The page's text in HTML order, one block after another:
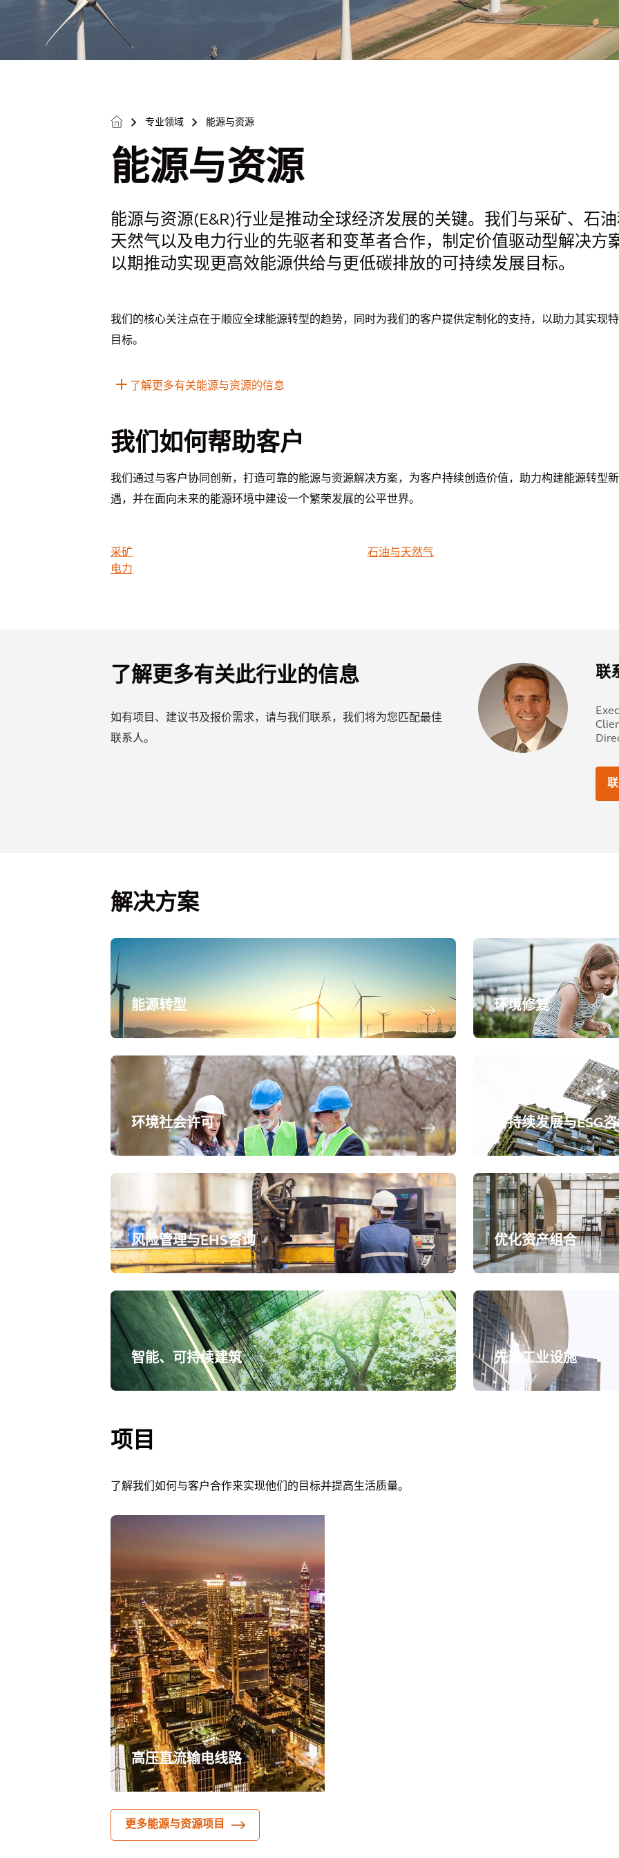
> 专业领域 > 能源与资源
能源与资源
能源与资源(E&R)行业是推动全球经济发展的关键。我们与采矿、石
天然气以及电力行业的先驱者和变革者合作，制定价值驱动型解决方
以期推动实现更高效能源供给与更低碳排放的可持续发展目标。
我们的核心关注点在于顺应全球能源转型的趋势，同时为我们的客户提供定制化的支持，以助力其实现
目标。
了解更多有关能源与资源的信息
我们如何帮助客户
我们通过与客户协同创新，打造可靠的能源与资源解决方案，为客户持续创造价值，助力构建能源转型
遇，并在面向未来的能源环境中建设一个繁荣发展的公平世界。
采矿
石油与天然气
电力
了解更多有关此行业的信息
如有项目、建议书及报价需求，请与我们联系，我们将为您匹配最佳
联系人。
联
解决方案
能源转型 环境修复
环境社会许可 可持续发展与ESG
风险管理与EHS咨询 优化资产组合
智能、可持续建筑 先进工业设施
项目
了解我们如何与客户合作来实现他们的目标并提高生活质量。
高压直流输电线路
更多能源与资源项目